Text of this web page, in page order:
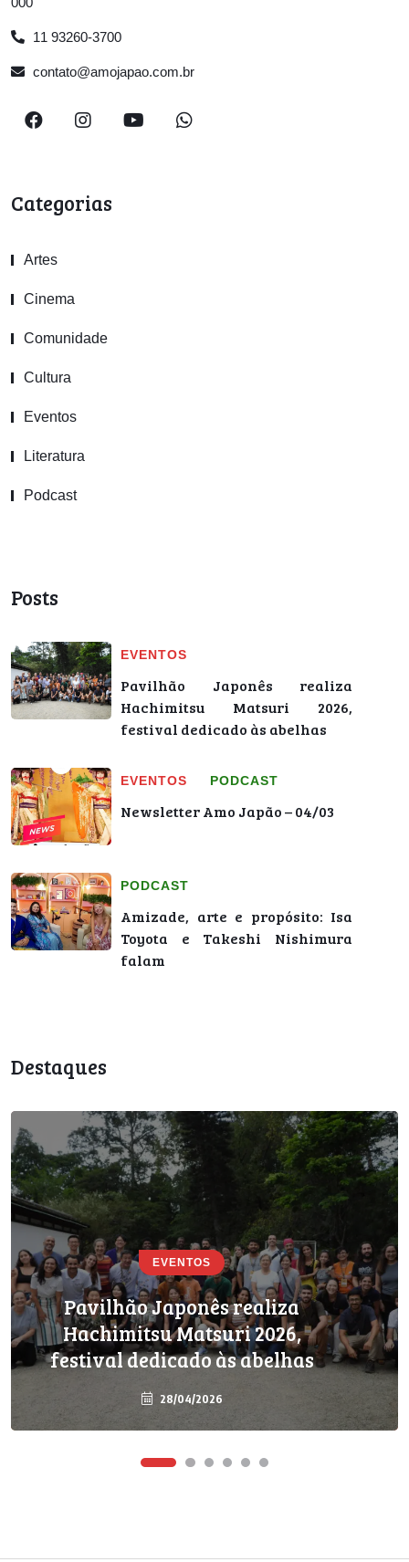
11 93260-3700
contato@amojapao.com.br
Categorias
Artes
Cinema
Comunidade
Cultura
Eventos
Literatura
Podcast
Posts
EVENTOS
Pavilhão Japonês realiza
Hachimitsu Matsuri 2026,
festival dedicado às abelhas
EVENTOS PODCAST
Newsletter Amo Japão – 04/03
PODCAST
Amizade, arte e propósito: Isa
Toyota e Takeshi Nishimura
falam
Destaques
EVENTOS
Pavilhão Japonês realiza
Hachimitsu Matsuri 2026,
festival dedicado às abelhas
28/04/2026
EVENTOS PODCAST
Newsletter Amo Japão – 04/03
04/03/2026